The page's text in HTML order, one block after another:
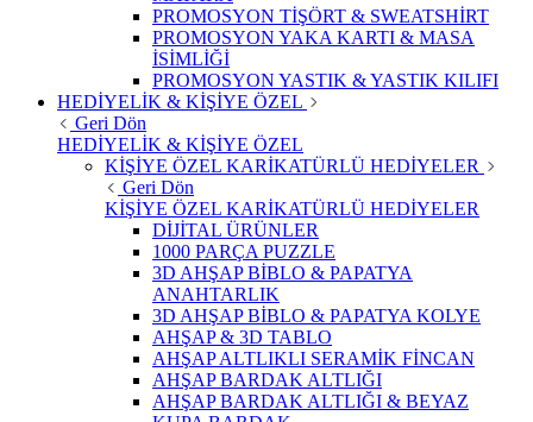
PROMOSYON TİŞÖRT & SWEATSHİRT
PROMOSYON YAKA KARTI & MASA
İSİMLİĞİ
PROMOSYON YASTIK & YASTIK KILIFI
HEDİYELİK & KİŞİYE ÖZEL
Geri Dön
HEDİYELİK & KİŞİYE ÖZEL
KİŞİYE ÖZEL KARİKATÜRLÜ HEDİYELER
Geri Dön
KİŞİYE ÖZEL KARİKATÜRLÜ HEDİYELER
DİJİTAL ÜRÜNLER
1000 PARÇA PUZZLE
3D AHŞAP BİBLO & PAPATYA
ANAHTARLIK
3D AHŞAP BİBLO & PAPATYA KOLYE
AHŞAP & 3D TABLO
AHŞAP ALTLIKLI SERAMİK FİNCAN
AHŞAP BARDAK ALTLIĞI
AHŞAP BARDAK ALTLIĞI & BEYAZ